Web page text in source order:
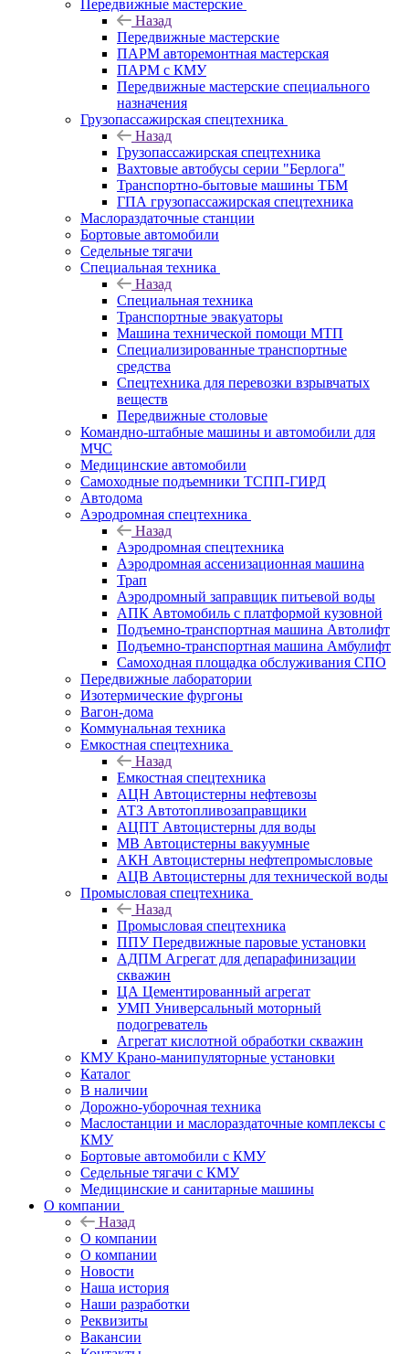
Передвижные мастерские
Назад
Передвижные мастерские
ПАРМ авторемонтная мастерская
ПАРМ с КМУ
Передвижные мастерские специального
назначения
Грузопассажирская спецтехника
Назад
Грузопассажирская спецтехника
Вахтовые автобусы серии "Берлога"
Транспортно-бытовые машины ТБМ
ГПА грузопассажирская спецтехника
Маслораздаточные станции
Бортовые автомобили
Седельные тягачи
Специальная техника
Назад
Специальная техника
Транспортные эвакуаторы
Машина технической помощи МТП
Специализированные транспортные
средства
Спецтехника для перевозки взрывчатых
веществ
Передвижные столовые
Командно-штабные машины и автомобили для
МЧС
Медицинские автомобили
Самоходные подъемники ТСПП-ГИРД
Автодома
Аэродромная спецтехника
Назад
Аэродромная спецтехника
Аэродромная ассенизационная машина
Трап
Аэродромный заправщик питьевой воды
АПК Автомобиль с платформой кузовной
Подъемно-транспортная машина Автолифт
Подъемно-транспортная машина Амбулифт
Самоходная площадка обслуживания СПО
Передвижные лаборатории
Изотермические фургоны
Вагон-дома
Коммунальная техника
Емкостная спецтехника
Назад
Емкостная спецтехника
АЦН Автоцистерны нефтевозы
АТЗ Автотопливозаправщики
АЦПТ Автоцистерны для воды
МВ Автоцистерны вакуумные
АКН Автоцистерны нефтепромысловые
АЦВ Автоцистерны для технической воды
Промысловая спецтехника
Назад
Промысловая спецтехника
ППУ Передвижные паровые установки
АДПМ Агрегат для депарафинизации
скважин
ЦА Цементированный агрегат
УМП Универсальный моторный
подогреватель
Агрегат кислотной обработки скважин
КМУ Крано-манипуляторные установки
Каталог
В наличии
Дорожно-уборочная техника
Маслостанции и маслораздаточные комплексы с
КМУ
Бортовые автомобили с КМУ
Седельные тягачи с КМУ
Медицинские и санитарные машины
О компании
Назад
О компании
О компании
Новости
Наша история
Наши разработки
Реквизиты
Вакансии